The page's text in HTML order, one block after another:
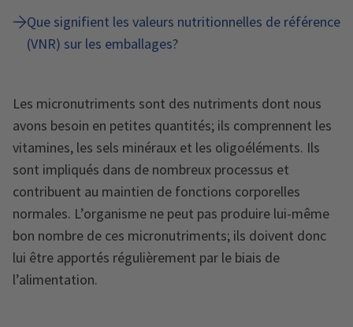
Que signifient les valeurs nutritionnelles de référence
(VNR) sur les emballages?
Les micronutriments sont des nutriments dont nous
avons besoin en petites quantités; ils comprennent les
vitamines, les sels minéraux et les oligoéléments. Ils
sont impliqués dans de nombreux processus et
contribuent au maintien de fonctions corporelles
normales. L’organisme ne peut pas produire lui-même
bon nombre de ces micronutriments; ils doivent donc
lui être apportés régulièrement par le biais de
l’alimentation.